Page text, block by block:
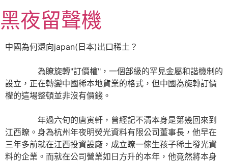
至
主
要
黑夜留聲機
中國為何還向japan(日本)出口稀土？
為瞭旋轉"訂價權"，一個部級的罕見金屬和諧機制的
設立，正在轉變中國稀本地貨業的格式，但中國為旋轉訂價
權的這場整頓並非沒有價錢。
年過六旬的唐寅軒，曾經記不清本身是第幾回來到
江西瞭。身為杭州年夜明熒光資料有限公司董事長，他早在
三年多前就在江西投資設廠，成立瞭一傢生孩子稀土發光資
料的企業。而就在公司營業如日方升的本年，他竟然將本身